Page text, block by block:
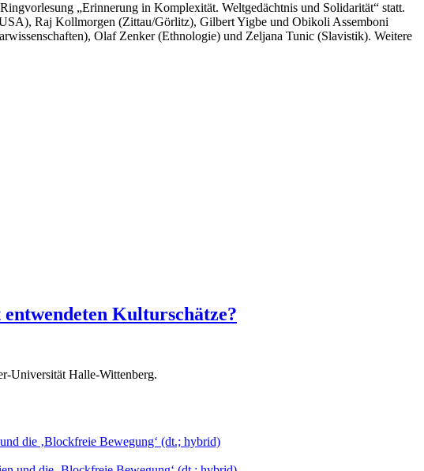
„Erinnerung in Komplexität. Weltgedächtnis und Solidarität“ statt.
Raj Kollmorgen (Zittau/Görlitz), Gilbert Yigbe und Obikoli Assemboni
Olaf Zenker (Ethnologie) und Zeljana Tunic (Slavistik). Weitere
Kulturschätze?
Universität Halle-Wittenberg.
die ‚Blockfreie Bewegung‘ (dt.; hybrid)